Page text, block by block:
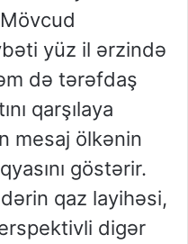
yüz il ərzində
də tərəfdaş
qarşılaya
mesaj ölkənin
göstərir.
qaz layihəsi,
digər